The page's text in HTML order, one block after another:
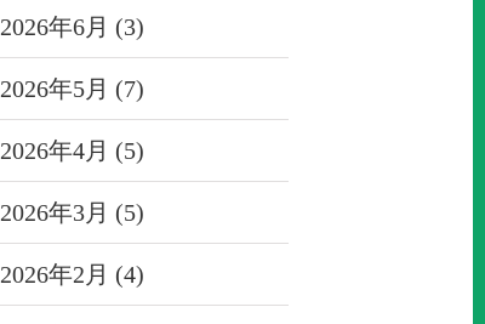
2026年6月 (3)
2026年5月 (7)
2026年4月 (5)
2026年3月 (5)
2026年2月 (4)